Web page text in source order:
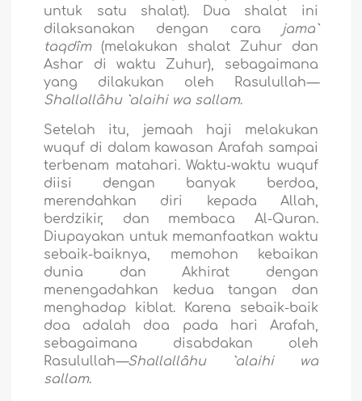
untuk satu shalat). Dua shalat ini
dilaksanakan dengan cara jama`
taqdîm(melakukan shalat Zuhur dan
Ashar di waktu Zuhur), sebagaimana
yang dilakukan oleh Rasulullah—
Shallallâhu `alaihi wa sallam.
Setelah itu, jemaah haji melakukan
wuquf di dalam kawasan Arafah sampai
terbenam matahari. Waktu-waktu wuquf
diisi dengan banyak berdoa,
merendahkan diri kepada Allah,
berdzikir, dan membaca Al-Quran.
Diupayakan untuk memanfaatkan waktu
sebaik-baiknya, memohon kebaikan
dunia dan Akhirat dengan
menengadahkan kedua tangan dan
menghadap kiblat. Karena sebaik-baik
doa adalah doa pada hari Arafah,
sebagaimana disabdakan oleh
Rasulullah—Shallallâhu `alaihi wa
sallam.